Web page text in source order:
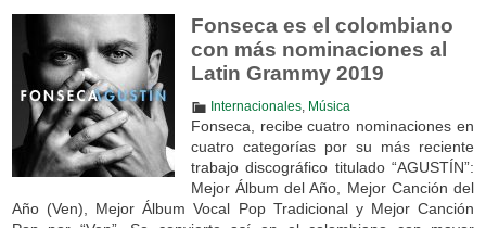
Fonseca es el colombiano
con más nominaciones al
Latin Grammy 2019
Internacionales, Música
Fonseca, recibe cuatro nominaciones en
cuatro categorías por su más reciente
trabajo discográfico titulado “AGUSTÍN”:
Mejor Álbum del Año, Mejor Canción del
Año (Ven), Mejor Álbum Vocal Pop Tradicional y Mejor Canción